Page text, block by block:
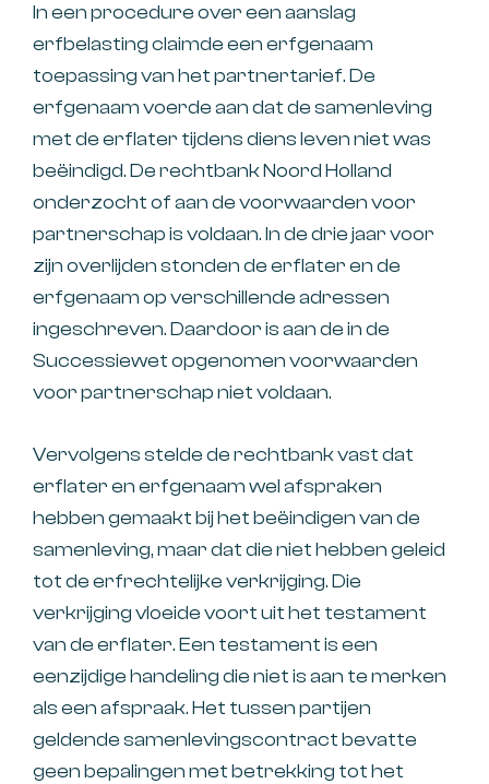
In een procedure over een aanslag
erfbelasting claimde een erfgenaam
toepassing van het partnertarief. De
erfgenaam voerde aan dat de samenleving
met de erflater tijdens diens leven niet was
beëindigd. De rechtbank Noord Holland
onderzocht of aan de voorwaarden voor
partnerschap is voldaan. In de drie jaar voor
zijn overlijden stonden de erflater en de
erfgenaam op verschillende adressen
ingeschreven. Daardoor is aan de in de
Successiewet opgenomen voorwaarden
voor partnerschap niet voldaan.
Vervolgens stelde de rechtbank vast dat
erflater en erfgenaam wel afspraken
hebben gemaakt bij het beëindigen van de
samenleving, maar dat die niet hebben geleid
tot de erfrechtelijke verkrijging. Die
verkrijging vloeide voort uit het testament
van de erflater. Een testament is een
eenzijdige handeling die niet is aan te merken
als een afspraak. Het tussen partijen
geldende samenlevingscontract bevatte
geen bepalingen met betrekking tot het